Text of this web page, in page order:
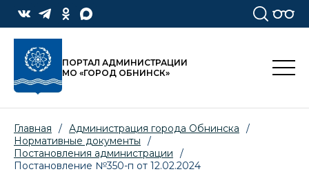
ПОРТАЛ АДМИНИСТРАЦИИ
МО «ГОРОД ОБНИНСК»
Главная / Администрация города Обнинска
/
Нормативные документы
/
Постановления администрации
/
Постановление №350-п от 12.02.2024